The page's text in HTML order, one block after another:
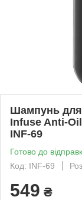
Шампунь
Infuse Anti-
INF-69
Готово до
Код: INF-69
549 ₴